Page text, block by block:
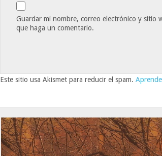
Guardar mi nombre, correo electrónico y sitio
que haga un comentario.
Este sitio usa Akismet para reducir el spam.